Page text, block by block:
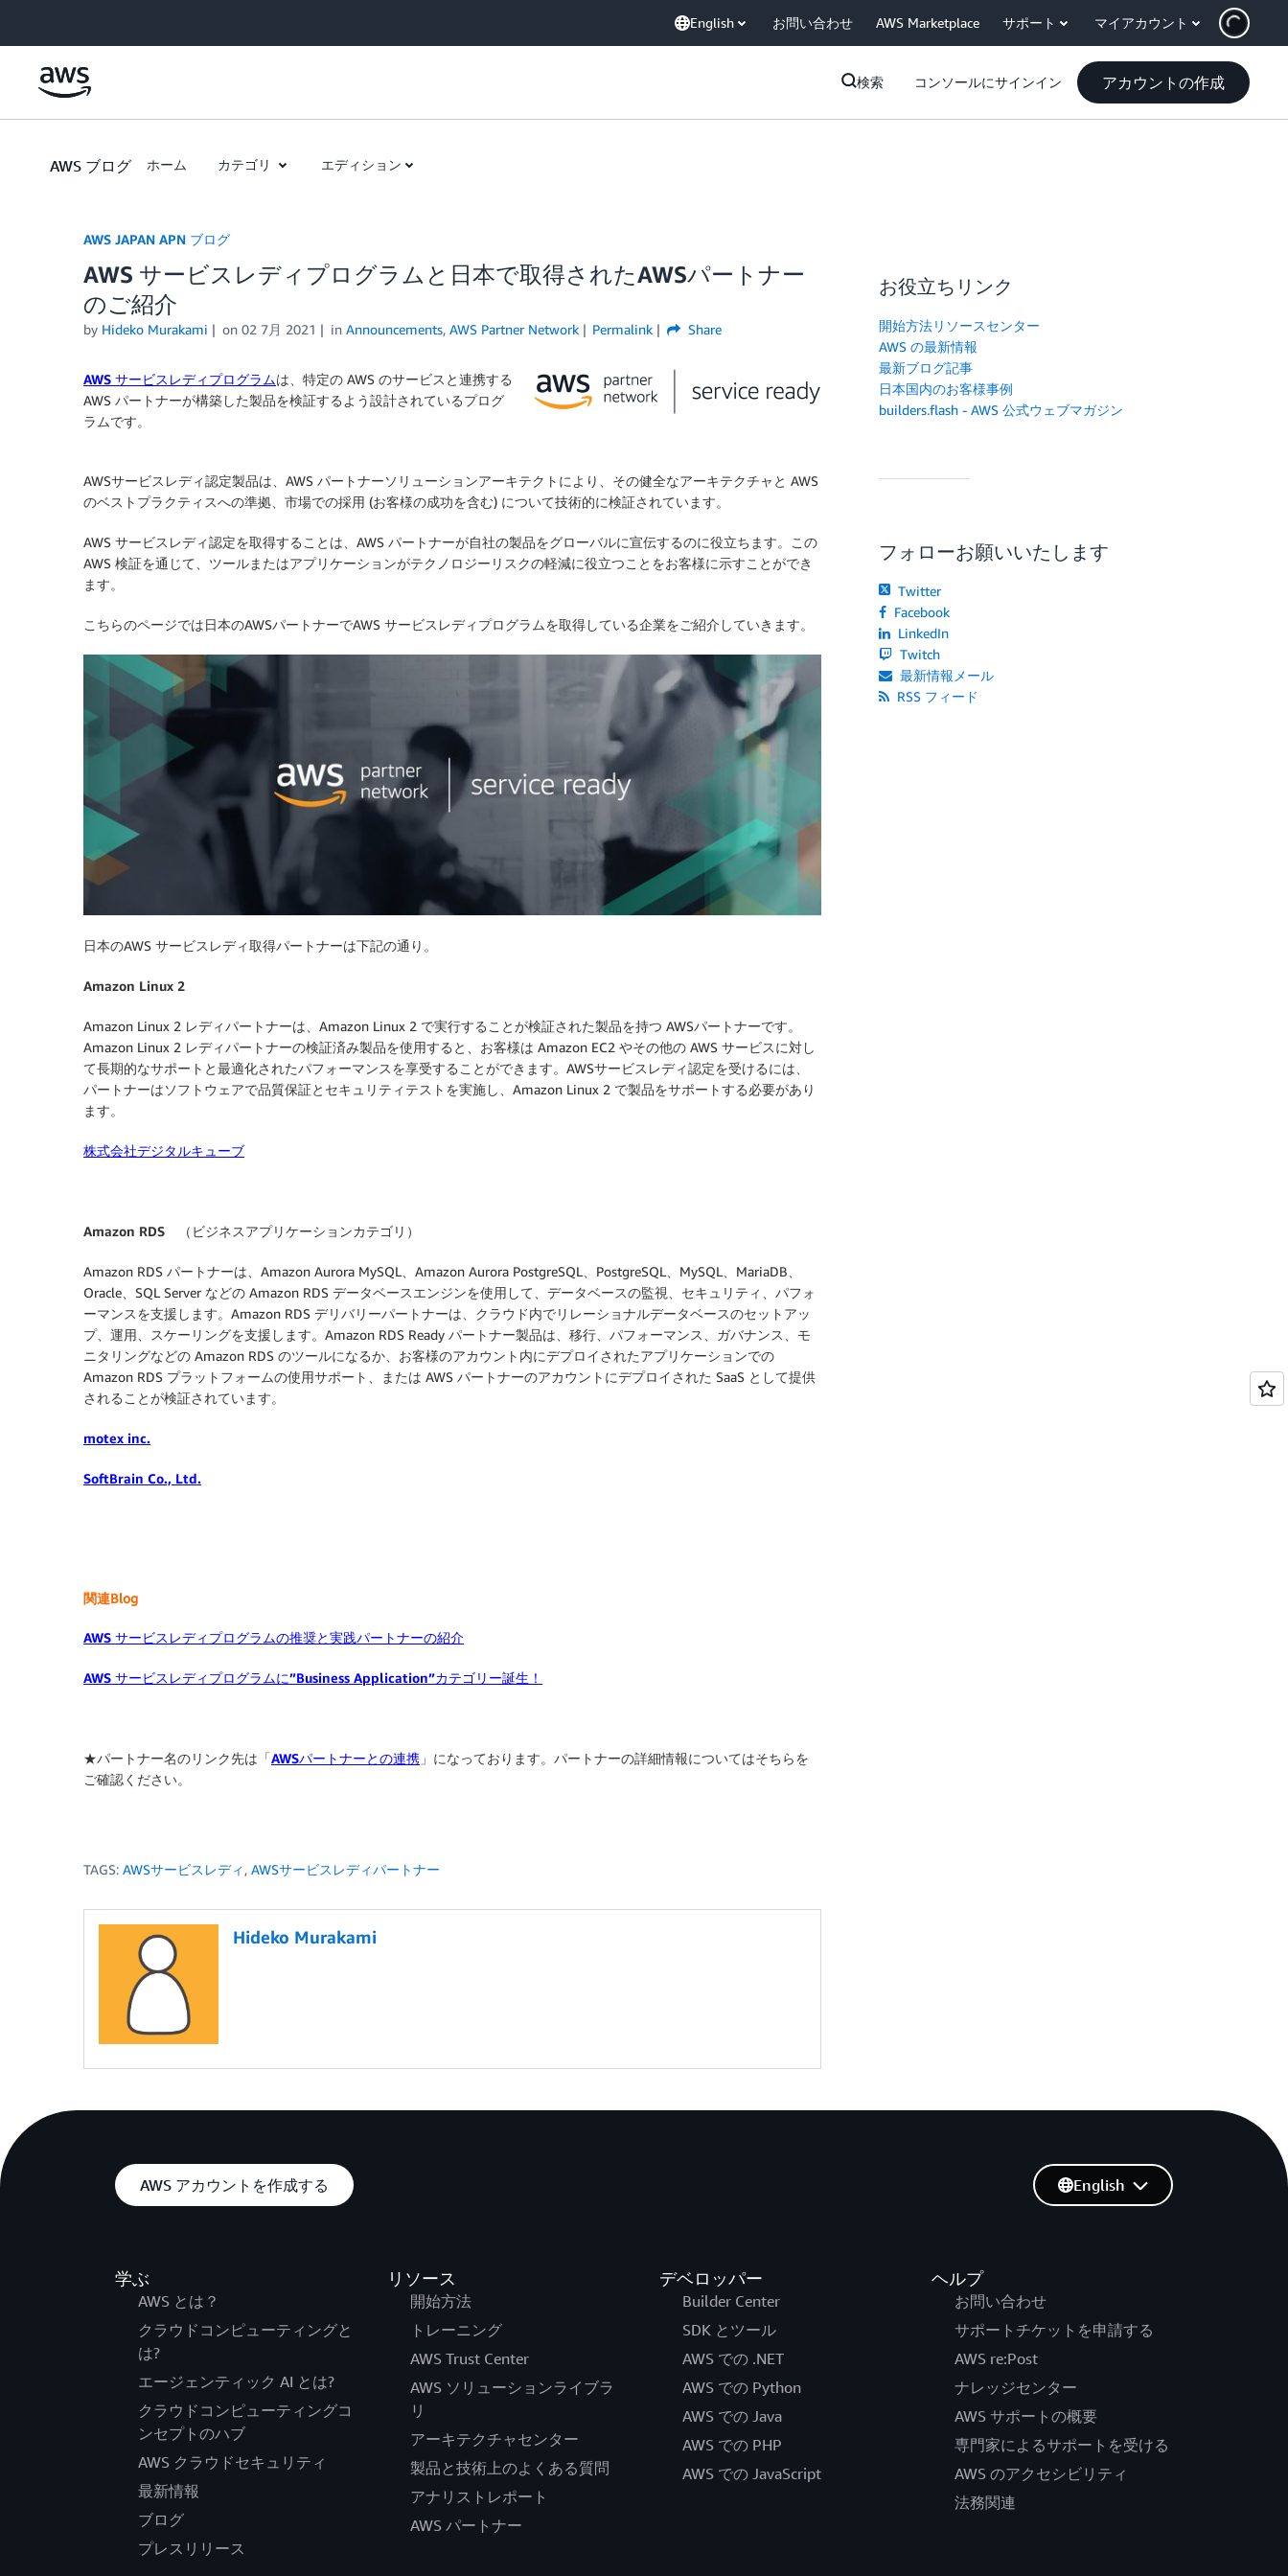
English お問い合わせ AWS Marketplace サポート マイアカウント
検索 コンソールにサインイン アカウントの作成
AWS ブログ ホーム カテゴリ エディション
AWS JAPAN APN ブログ
AWS サービスレディプログラムと日本で取得されたAWSパートナー
のご紹介
by Hideko Murakami on 02 7月 2021 in Announcements, AWS Partner Network Permalink Share
AWS サービスレディプログラムは、特定の AWS のサービスと連携する
AWS パートナーが構築した製品を検証するよう設計されているプログ
ラムです。
AWSサービスレディ認定製品は、AWS パートナーソリューションアーキテクトにより、その健全なアーキテクチャと AWS
のベストプラクティスへの準拠、市場での採用 (お客様の成功を含む) について技術的に検証されています。
AWS サービスレディ認定を取得することは、AWS パートナーが自社の製品をグローバルに宣伝するのに役立ちます。この
AWS 検証を通じて、ツールまたはアプリケーションがテクノロジーリスクの軽減に役立つことをお客様に示すことができ
ます。
こちらのページでは日本のAWSパートナーでAWS サービスレディプログラムを取得している企業をご紹介していきます。
日本のAWS サービスレディ取得パートナーは下記の通り。
Amazon Linux 2
Amazon Linux 2 レディパートナーは、Amazon Linux 2 で実行することが検証された製品を持つ AWSパートナーです。
Amazon Linux 2 レディパートナーの検証済み製品を使用すると、お客様は Amazon EC2 やその他の AWS サービスに対し
て長期的なサポートと最適化されたパフォーマンスを享受することができます。AWSサービスレディ認定を受けるには、
パートナーはソフトウェアで品質保証とセキュリティテストを実施し、Amazon Linux 2 で製品をサポートする必要があり
ます。
株式会社デジタルキューブ
Amazon RDS （ビジネスアプリケーションカテゴリ）
Amazon RDS パートナーは、Amazon Aurora MySQL、Amazon Aurora PostgreSQL、PostgreSQL、MySQL、MariaDB、
Oracle、SQL Server などの Amazon RDS データベースエンジンを使用して、データベースの監視、セキュリティ、パフォ
ーマンスを支援します。Amazon RDS デリバリーパートナーは、クラウド内でリレーショナルデータベースのセットアッ
プ、運用、スケーリングを支援します。Amazon RDS Ready パートナー製品は、移行、パフォーマンス、ガバナンス、モ
ニタリングなどの Amazon RDS のツールになるか、お客様のアカウント内にデプロイされたアプリケーションでの
Amazon RDS プラットフォームの使用サポート、または AWS パートナーのアカウントにデプロイされた SaaS として提供
されることが検証されています。
motex inc.
SoftBrain Co., Ltd.
関連Blog
AWS サービスレディプログラムの推奨と実践パートナーの紹介
AWS サービスレディプログラムに”Business Application”カテゴリー誕生！
★パートナー名のリンク先は「AWSパートナーとの連携 」になっております。パートナーの詳細情報についてはそちらを
ご確認ください。
TAGS: AWSサービスレディ , AWSサービスレディパートナー
Hideko Murakami
お役立ちリンク
開始方法リソースセンター
AWS の最新情報
最新ブログ記事
日本国内のお客様事例
builders.flash - AWS 公式ウェブマガジン
フォローお願いいたします
Twitter
Facebook
LinkedIn
Twitch
最新情報メール
RSS フィード
AWS アカウントを作成する
学ぶ
AWS とは？
クラウドコンピューティングと
は?
エージェンティック AI とは?
クラウドコンピューティングコ
ンセプトのハブ
AWS クラウドセキュリティ
最新情報
ブログ
プレスリリース
リソース
開始方法
トレーニング
AWS Trust Center
AWS ソリューションライブラ
リ
アーキテクチャセンター
製品と技術上のよくある質問
アナリストレポート
AWS パートナー
デベロッパー
Builder Center
SDK とツール
AWS での .NET
AWS での Python
AWS での Java
AWS での PHP
AWS での JavaScript
ヘルプ
お問い合わせ
サポートチケットを申請する
AWS re:Post
ナレッジセンター
AWS サポートの概要
専門家によるサポートを受ける
AWS のアクセシビリティ
法務関連
English